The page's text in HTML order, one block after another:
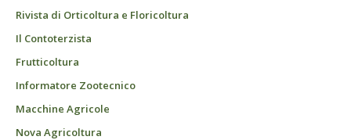
Rivista di Orticoltura e Floricoltura
Il Contoterzista
Frutticoltura
Informatore Zootecnico
Macchine Agricole
Nova Agricoltura